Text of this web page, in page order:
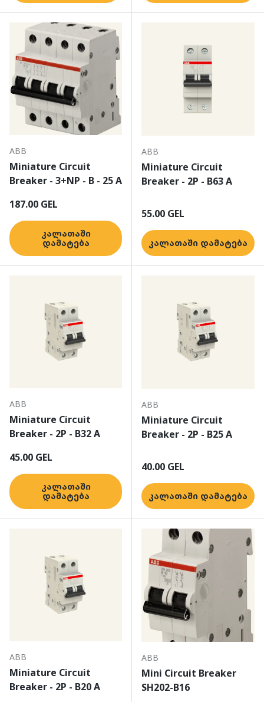
ABB
Miniature Circuit
Breaker - 3+NP - B - 25 A
ჩვეულებრივი ფასი
187.00 GEL
კალათაში
დამატება
ABB
Miniature Circuit
Breaker - 2P - B63 A
ჩვეულებრივი ფასი
55.00 GEL
კალათაში დამატება
ABB
Miniature Circuit
Breaker - 2P - B32 A
ჩვეულებრივი ფასი
45.00 GEL
კალათაში
დამატება
ABB
Miniature Circuit
Breaker - 2P - B25 A
ჩვეულებრივი ფასი
40.00 GEL
კალათაში დამატება
ABB
Miniature Circuit
Breaker - 2P - B20 A
ABB
Mini Circuit Breaker
SH202-B16